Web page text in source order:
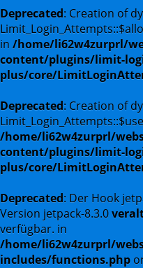
Deprecated: Creation of
in /home/li62w4zurprl/
content/plugins/limit-
plus/core/
Deprecated: Creation of
/home/li62w4zurprl/
content/plugins/limit-
plus/core/
Deprecated: Der Hook
Version jetpack-8.3.0
verfügbar. in
/home/li62w4zurprl/
includes/functions.php